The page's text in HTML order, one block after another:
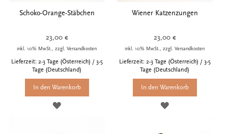
Schoko-Orange-Stäbchen
23,00 €
inkl. 10% MwSt., zzgl. Versandkosten
Lieferzeit: 2-3 Tage (Österreich) / 3-5
Tage (Deutschland)
In den Warenkorb
ZUR
Wiener Katzenzungen
23,00 €
inkl. 10% MwSt., zzgl. Versandkosten
Lieferzeit: 2-3 Tage (Österreich) / 3-5
Tage (Deutschland)
In den Warenkorb
ZUR